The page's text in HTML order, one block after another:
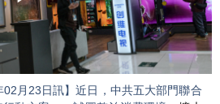
Play
Video
02月23日訊】近日，中共五大部門聯合